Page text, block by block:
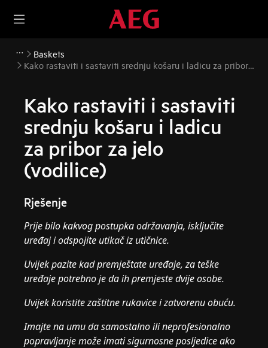
Baskets
Kako rastaviti i sastaviti srednju košaru i ladicu za pribor
Kako rastaviti i sastaviti
srednju košaru i ladicu
za pribor za jelo
(vodilice)
Rješenje
Prije bilo kakvog postupka održavanja, isključite
uređaj i odspojite utikač iz utičnice.
Uvijek pazite kad premještate uređaje, za teške
uređaje potrebno je da ih premjeste dvije osobe.
Uvijek koristite zaštitne rukavice i zatvorenu obuću.
Imajte na umu da samostalno ili neprofesionalno
popravljanje može imati sigurnosne posljedice ako